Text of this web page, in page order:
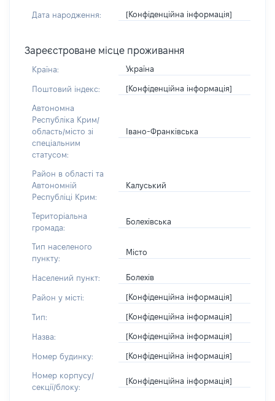
Дата народження: [Конфіденційна інформація]
Зареєстроване місце проживання
Країна: Україна
Поштовий індекс: [Конфіденційна інформація]
Автономна
Республіка Крим/
область/місто зі
спеціальним
статусом:
Івано-Франківська
Район в області та
Автономній
Республіці Крим:
Калуський
Територіальна
громада:
Болехівська
Тип населеного
пункту:
Місто
Населений пункт: Болехів
Район у місті: [Конфіденційна інформація]
Тип: [Конфіденційна інформація]
Назва: [Конфіденційна інформація]
Номер будинку: [Конфіденційна інформація]
Номер корпусу/
секції/блоку:
[Конфіденційна інформація]